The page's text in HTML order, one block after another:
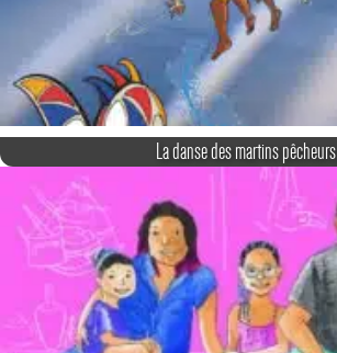
La danse des martins pêcheurs